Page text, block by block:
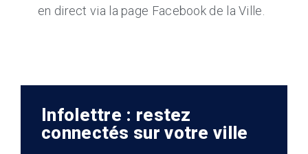
en direct via la page Facebook de la Ville.
Infolettre : restez
connectés sur votre ville